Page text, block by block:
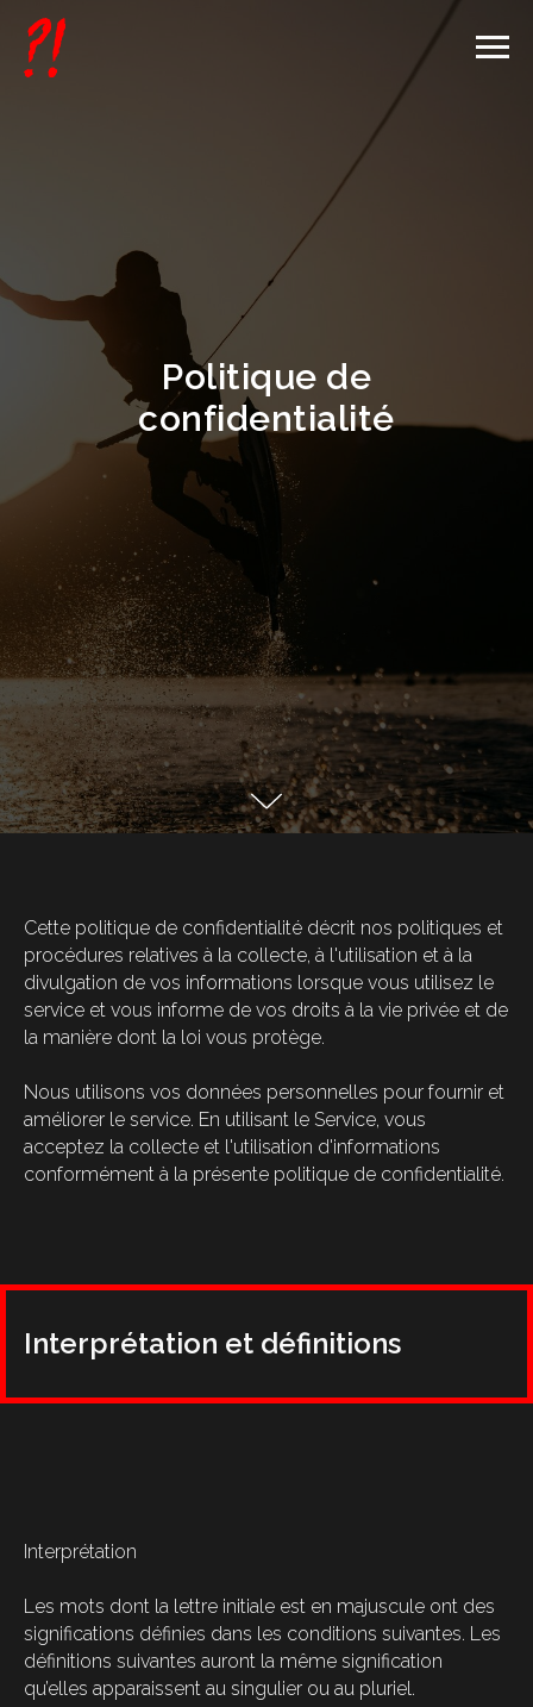
Politique de
confidentialité
Cette politique de confidentialité décrit nos politiques et
procédures relatives à la collecte, à l'utilisation et à la
divulgation de vos informations lorsque vous utilisez le
service et vous informe de vos droits à la vie privée et de
la manière dont la loi vous protège.
Nous utilisons vos données personnelles pour fournir et
améliorer le service. En utilisant le Service, vous
acceptez la collecte et l'utilisation d'informations
conformément à la présente politique de confidentialité.
Interprétation et définitions
Interprétation
Les mots dont la lettre initiale est en majuscule ont des
significations définies dans les conditions suivantes. Les
définitions suivantes auront la même signification
qu’elles apparaissent au singulier ou au pluriel.